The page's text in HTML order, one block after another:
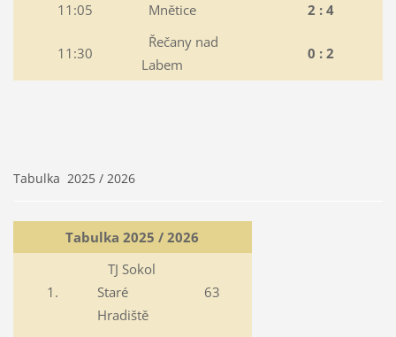
11:05
Mnětice 2 : 4
11:30
Řečany nad
Labem
0 : 2
Tabulka 2025 / 2026
Tabulka 2025 / 2026
1.
TJ Sokol
Staré
Hradiště
63